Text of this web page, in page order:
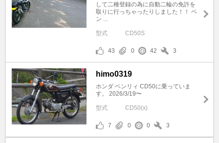
して二種登録の為に自動二輪の免許を
取りに行っちゃったりしました！！ ベ
ン ...
型式 CD50S
43 0 42 3
himo0319
ホンダ ベンリィ CD50に乗っていま
す。 2026/3/19〜
型式 CD50(x)
7 0 0 3